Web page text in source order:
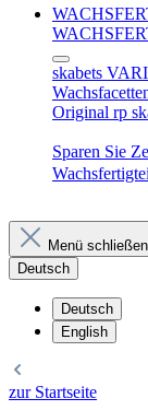
skabets
Original rp
Sparen Sie
Menü schließen
Deutsch
Deutsch
English
zur Startseite